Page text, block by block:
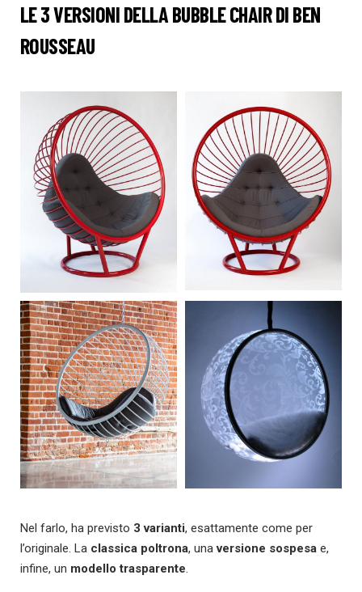
LE 3 VERSIONI DELLA BUBBLE CHAIR DI BEN
ROUSSEAU
Nel farlo, ha previsto 3 varianti, esattamente come per
l’originale. La classica poltrona, unaversione sospesa e,
infine, un modello trasparente.